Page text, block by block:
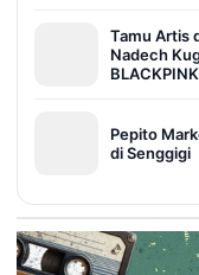
Tamu Artis
Nadech
BLACKPINK
Pepito
di Senggigi